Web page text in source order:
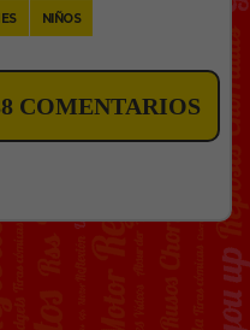
NIÑOS
COMENTARIOS